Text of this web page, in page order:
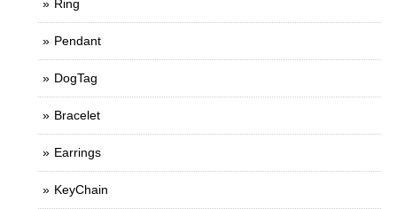
Ring
Pendant
DogTag
Bracelet
Earrings
KeyChain